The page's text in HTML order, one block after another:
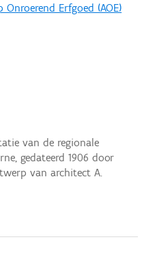
Onroerend Erfgoed (AOE)
van de regionale
gedateerd 1906 door
van architect A.